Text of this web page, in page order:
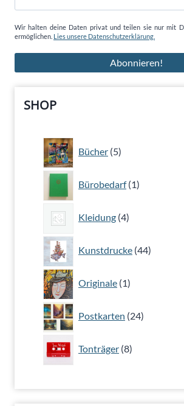
Wir halten deine Daten privat und teilen sie nur mit
ermöglichen. Lies unsere Datenschutzerklärung.
SHOP
Bücher 5
5
Produkte
Bürobedarf 1
1
Produkt
Kleidung 4
4
Produkte
Kunstdrucke 44
44
Produkte
Originale 1
1
Produkt
Postkarten 24
24
Produkte
Tonträger 8
8
Produkte